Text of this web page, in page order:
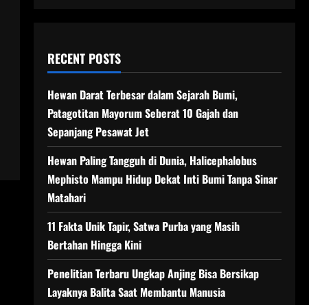
RECENT POSTS
Hewan Darat Terbesar dalam Sejarah Bumi,
Patagotitan Mayorum Seberat 10 Gajah dan
Sepanjang Pesawat Jet
Hewan Paling Tangguh di Dunia, Halicephalobus
Mephisto Mampu Hidup Dekat Inti Bumi Tanpa Sinar
Matahari
11 Fakta Unik Tapir, Satwa Purba yang Masih
Bertahan Hingga Kini
Penelitian Terbaru Ungkap Anjing Bisa Bersikap
Layaknya Balita Saat Membantu Manusia